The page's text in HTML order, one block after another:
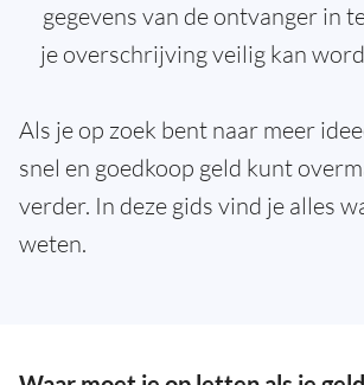
gegevens van de ontvanger in
je overschrijving veilig kan
Als je op zoek bent naar meer
snel en goedkoop geld kunt
verder. In deze gids vind je alles
weten.